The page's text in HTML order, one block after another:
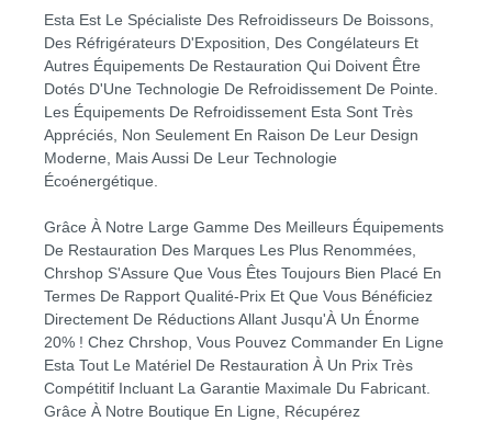
Esta Est Le Spécialiste Des Refroidisseurs De Boissons,
Des Réfrigérateurs D'Exposition, Des Congélateurs Et
Autres Équipements De Restauration Qui Doivent Être
Dotés D'Une Technologie De Refroidissement De Pointe.
Les Équipements De Refroidissement Esta Sont Très
Appréciés, Non Seulement En Raison De Leur Design
Moderne, Mais Aussi De Leur Technologie
Écoénergétique.
Grâce À Notre Large Gamme Des Meilleurs Équipements
De Restauration Des Marques Les Plus Renommées,
Chrshop S'Assure Que Vous Êtes Toujours Bien Placé En
Termes De Rapport Qualité-Prix Et Que Vous Bénéficiez
Directement De Réductions Allant Jusqu'À Un Énorme
20% ! Chez Chrshop, Vous Pouvez Commander En Ligne
Esta Tout Le Matériel De Restauration À Un Prix Très
Compétitif Incluant La Garantie Maximale Du Fabricant.
Grâce À Notre Boutique En Ligne, Récupérez